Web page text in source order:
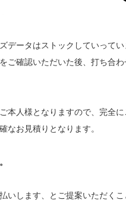
データはストックしていって
ご確認いただいた後、打ち合
本人様となりますので、完全
なお見積りとなります。
いします、とご提案いただく